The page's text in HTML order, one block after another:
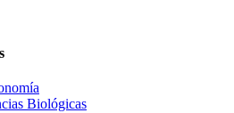
Biológicas